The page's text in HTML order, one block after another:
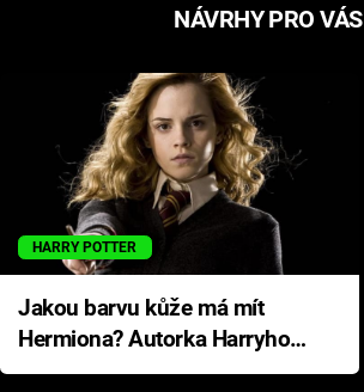
NÁVRHY PRO VÁS
HARRY POTTER
Jakou barvu kůže má mít
Hermiona? Autorka Harryho
Pottera přišla s ráznou